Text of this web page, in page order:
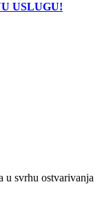
USLUGU!
u svrhu ostvarivanja